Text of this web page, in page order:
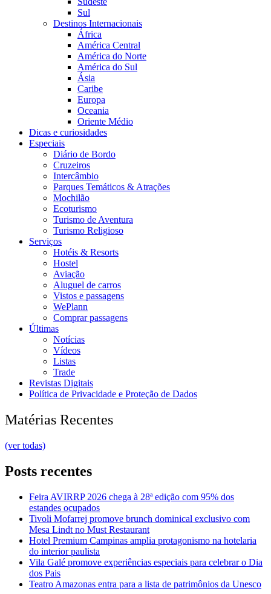
Sul
Destinos Internacionais
África
América Central
América do Norte
América do Sul
Ásia
Caribe
Europa
Oceania
Oriente Médio
Dicas e curiosidades
Especiais
Diário de Bordo
Cruzeiros
Intercâmbio
Parques Temáticos & Atrações
Mochilão
Ecoturismo
Turismo de Aventura
Turismo Religioso
Serviços
Hotéis & Resorts
Hostel
Aviação
Aluguel de carros
Vistos e passagens
WePlann
Comprar passagens
Últimas
Notícias
Vídeos
Listas
Trade
Revistas Digitais
Política de Privacidade e Proteção de Dados
Matérias Recentes
(ver todas)
Posts recentes
Feira AVIRRP 2026 chega à 28ª edição com 95% dos
estandes ocupados
Tivoli Mofarrej promove brunch dominical exclusivo com
Mesa Lindt no Must Restaurant
Hotel Premium Campinas amplia protagonismo na hotelaria
do interior paulista
Vila Galé promove experiências especiais para celebrar o Dia
dos Pais
Teatro Amazonas entra para a lista de patrimônios da Unesco